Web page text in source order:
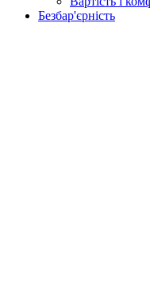
Безбар'єрність